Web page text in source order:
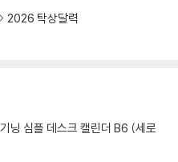
2026 탁상달력
닝 심플 데스크 캘린더 B6 (세로